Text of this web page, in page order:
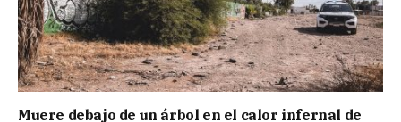
Muere debajo de un árbol en el calor infernal de